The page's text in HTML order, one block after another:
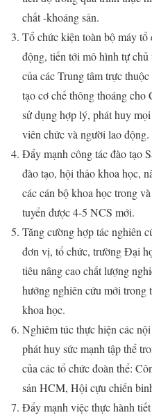
chất -khoáng sản.
Tổ chức kiện toàn bộ máy
động, tiến tới mô hình tự
của các Trung tâm trực
tạo cơ chế thông thoáng
sử dụng hợp lý, phát huy
viên chức và người lao động.
Đẩy mạnh công tác đào tạo
đào tạo, hội thảo khoa học,
các cán bộ khoa học trong
tuyển được 4-5 NCS mới.
Tăng cường hợp tác nghiên
đơn vị, tổ chức, trường Đại
tiêu nâng cao chất lượng
hướng nghiên cứu mới trong
khoa học.
Nghiêm túc thực hiện các
phát huy sức mạnh tập thể
của các tổ chức đoàn thể:
sản HCM, Hội cựu chiến
Đẩy mạnh việc thực hành